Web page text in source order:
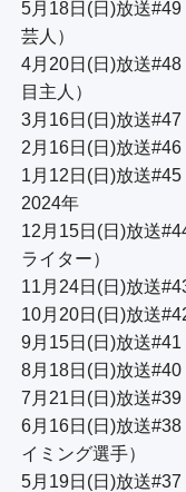
5月18日(日)放送
芸人）
4月20日(日)放送
目主人）
3月16日(日)放送#47
2月16日(日)放送#46
1月12日(日)放送#45
2024年
12月15日(日)放送
ライター）
11月24日(日)放送
10月20日(日)放送
9月15日(日)放送#41
8月18日(日)放送#40
7月21日(日)放送#39
6月16日(日)放送
イミング選手）
5月19日(日)放送#37